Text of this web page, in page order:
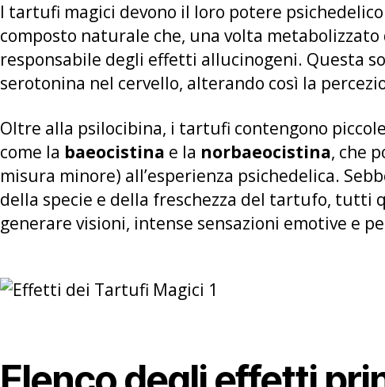
I tartufi magici devono il loro potere
composto naturale che, una volta metabolizzato
responsabile degli effetti allucinogeni. Questa
serotonina nel cervello, alterando così la
Oltre alla psilocibina, i tartufi contengono
come la baeocistina e la norbaeocistina, che
misura minore) all’esperienza psichedelica.
della specie e della freschezza del tartufo,
generare visioni, intense sensazioni emotive e